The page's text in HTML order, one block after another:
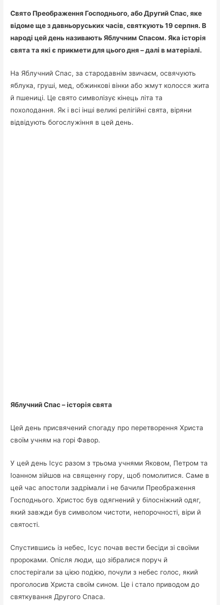
Свято Преображення Господнього, або Другий Спас, яке
відоме ще з давньоруських часів, святкують 19 серпня. В
народі цей день називають Яблучним Спасом. Яка історія
свята та які є прикмети для цього дня – далі в матеріалі.
На Яблучний Cпас, за стародавнім звичаєм, освячують
яблука, груші, мед, обжинкові вінки або жмут колосся жита
й пшениці. Це свято символізує кінець літа та
похолодання. Як і всі інші великі релігійні свята, віряни
відвідують богослужіння в цей день.
Яблучний Спас – історія свята
Цей день присвячений спогаду про перетворення Христа
своїм учням на горі Фавор.
У цей день Ісус разом з трьома учнями Яковом, Петром та
Іоанном зійшов на священну гору, щоб помолитися. Саме в
цей час апостоли задрімали і не бачили Преображення
Господнього. Христос був одягнений у білосніжний одяг,
який завжди був символом чистоти, непорочності, віри й
святості.
Спустившись із небес, Ісус почав вести бесіди зі своїми
пророками. Опісля люди, що зібралися поруч й
спостерігали за цією подією, почули з небес голос, який
проголосив Христа своїм сином. Це і стало приводом до
святкування Другого Спаса.